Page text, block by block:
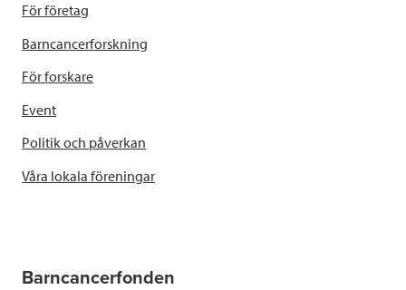
För företag
Barncancerforskning
För forskare
Event
Politik och påverkan
Våra lokala föreningar
Barncancerfonden